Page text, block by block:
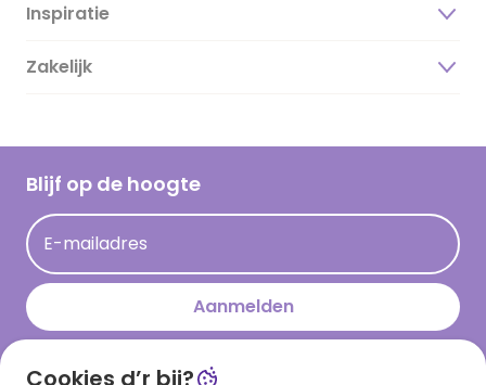
Over ons
Duurzaamheid
Hallmark Kaartclub
Acties
Persberichten
Hallmark en Kinderpostzegels
Inspiratie
Magazine
Cadeau inspiratie
Kaartinspiratie
Zakelijk
Blijf op de hoogte
E-mailadres
Aanmelden
Cookies d’r bij?